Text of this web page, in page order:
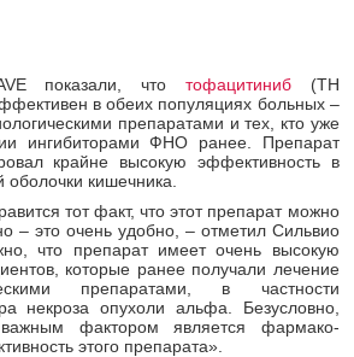
показали, что тофацитиниб(ТН
в обеих популяциях больных –
препаратами и тех, кто уже
ингибиторами ФНО ранее. Препарат
крайне высокую эффективность в
оболочки кишечника.
тот факт, что этот препарат можно
– это очень удобно, – отметил Сильвио
что препарат имеет очень высокую
которые ранее получали лечение
препаратами, в частности
некроза опухоли альфа. Безусловно,
фактором является фармако-
этого препарата».